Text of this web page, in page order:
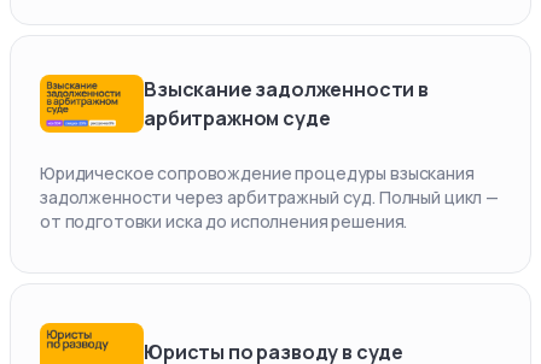
Взыскание задолженности в
арбитражном суде
Юридическое сопровождение процедуры взыскания
задолженности через арбитражный суд. Полный цикл —
от подготовки иска до исполнения решения.
Юристы по разводу в суде